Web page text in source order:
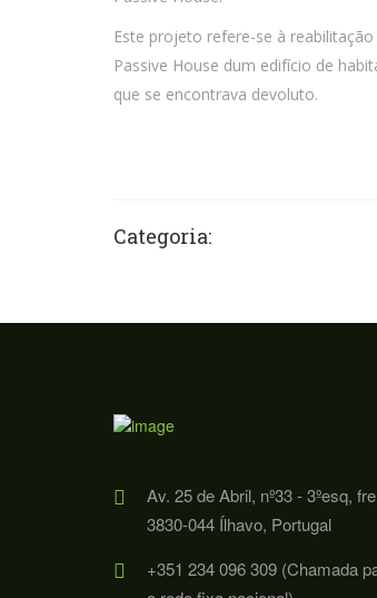
Este projeto refere-se à
Passive House dum edifício de
que se encontrava devoluto.
Categoria:
Av. 25 de Abril, nº33 - 3ºesq,
3830-044 Ílhavo, Portugal
+351 234 096 309 (Chamada